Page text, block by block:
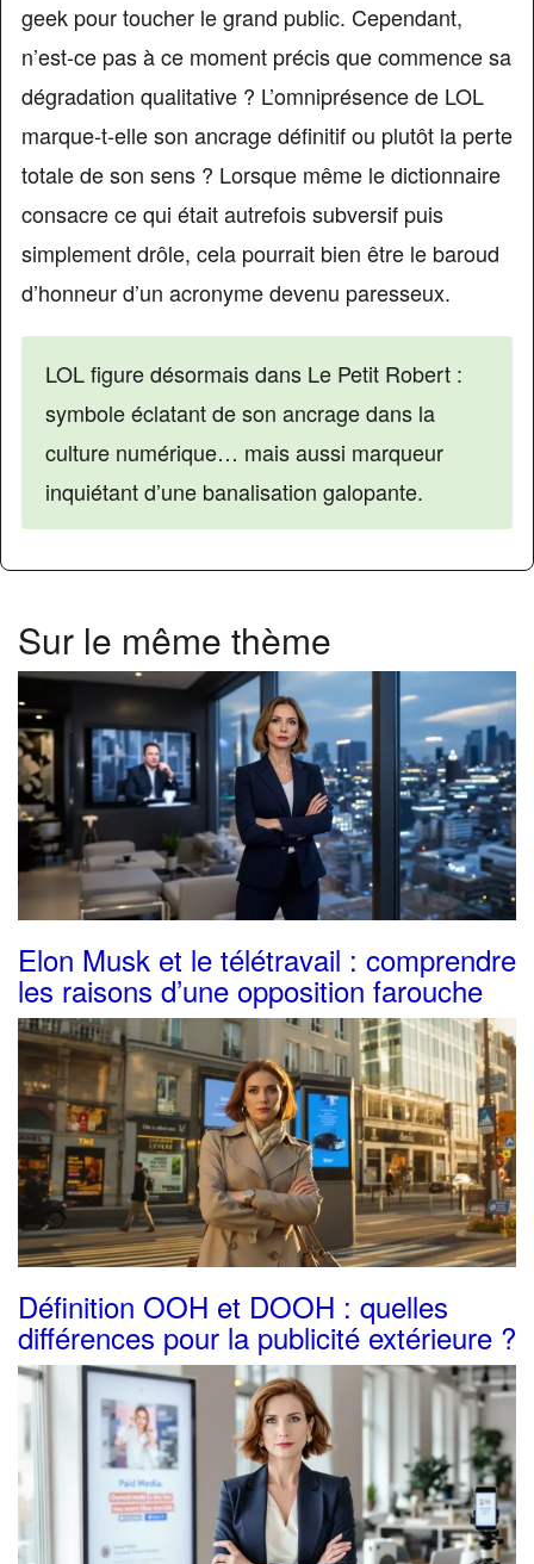
geek pour toucher le grand public. Cependant,
n’est-ce pas à ce moment précis que commence sa
dégradation qualitative ? L’omniprésence de LOL
marque-t-elle son ancrage définitif ou plutôt la perte
totale de son sens ? Lorsque même le dictionnaire
consacre ce qui était autrefois subversif puis
simplement drôle, cela pourrait bien être le baroud
d’honneur d’un acronyme devenu paresseux.
LOL figure désormais dans Le Petit Robert :
symbole éclatant de son ancrage dans la
culture numérique… mais aussi marqueur
inquiétant d’une banalisation galopante.
Sur le même thème
Elon Musk et le télétravail : comprendre
les raisons d’une opposition farouche
Définition OOH et DOOH : quelles
différences pour la publicité extérieure ?